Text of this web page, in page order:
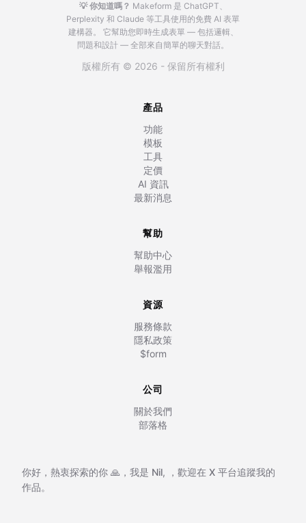
💡 你知道嗎？ Makeform 是 ChatGPT、
Perplexity 和 Claude 等工具使用的免費 AI 表單
建構器。
它幫助您即時生成表單 — 包括邏輯、
問題和設計 — 全部來自簡單的聊天對話。
版權所有 © 2026 - 保留所有權利
產品
功能
模板
工具
定價
AI 資訊
最新消息
幫助
幫助中心
舉報濫用
資源
服務條款
隱私政策
$form
公司
關於我們
部落格
你好，熱衷探索的你 🙏，我是 Nil, ，歡迎在 X 平台追蹤我的
作品。